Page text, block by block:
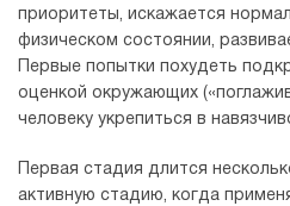
приоритеты, искажается
физическом состоянии,
Первые попытки похудеть
оценкой окружающих
человеку укрепиться в
Первая стадия длится
активную стадию, когда